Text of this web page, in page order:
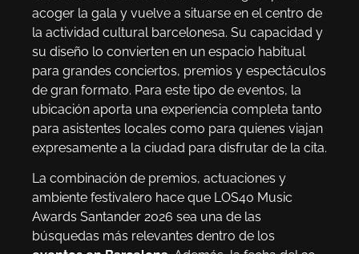
acoger la gala y vuelve a situarse en el centro de
la actividad cultural barcelonesa. Su capacidad y
su diseño lo convierten en un espacio habitual
para grandes conciertos, premios y espectáculos
de gran formato. Para este tipo de eventos, la
ubicación aporta una experiencia completa tanto
para asistentes locales como para quienes viajan
expresamente a la ciudad para disfrutar de la cita.
La combinación de premios, actuaciones y
ambiente festivalero hace que LOS40 Music
Awards Santander 2026 sea una de las
búsquedas más relevantes dentro de los